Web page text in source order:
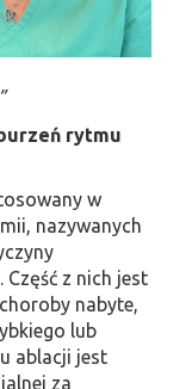
rytmu
w
nazywanych
z nich jest
nabyte,
lub
ablacji jest
za